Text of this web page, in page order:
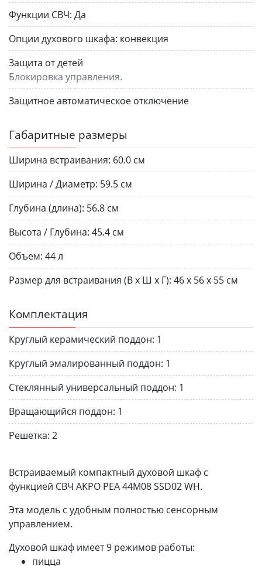
Функции СВЧ: Да
Опции духового шкафа: конвекция
Защита от детей
Блокировка управления.
Защитное автоматическое отключение
Габаритные размеры
Ширина встраивания: 60.0 см
Ширина / Диаметр: 59.5 см
Глубина (длина): 56.8 см
Высота / Глубина: 45.4 см
Объем: 44 л
Размер для встраивания (В х Ш х Г): 46 х 56 х 55 см
Комплектация
Круглый керамический поддон: 1
Круглый эмалированный поддон: 1
Стеклянный универсальный поддон: 1
Вращающийся поддон: 1
Решетка: 2
Встраиваемый компактный духовой шкаф с
функцией СВЧ AKPO PEA 44M08 SSD02 WH.
Эта модель с удобным полностью сенсорным
управлением.
Духовой шкаф имеет 9 режимов работы:
пицца